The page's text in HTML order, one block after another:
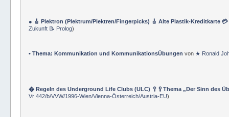
● 🎸 Plektron (Plektrum/Plektren/Fingerpicks) 🎸 Alte Plastik-Kreditkarte
Zukunft 📝 Prolog)
• Thema: Kommunikation und KommunikationsÜbungen von ★ Ronald
� Regeln des Underground Life Clubs (ULC) 🥄🥄Thema „Der Sinn des
Vr 442/b/VVW/1996-Wien/Vienna-Österreich/Austria-EU)